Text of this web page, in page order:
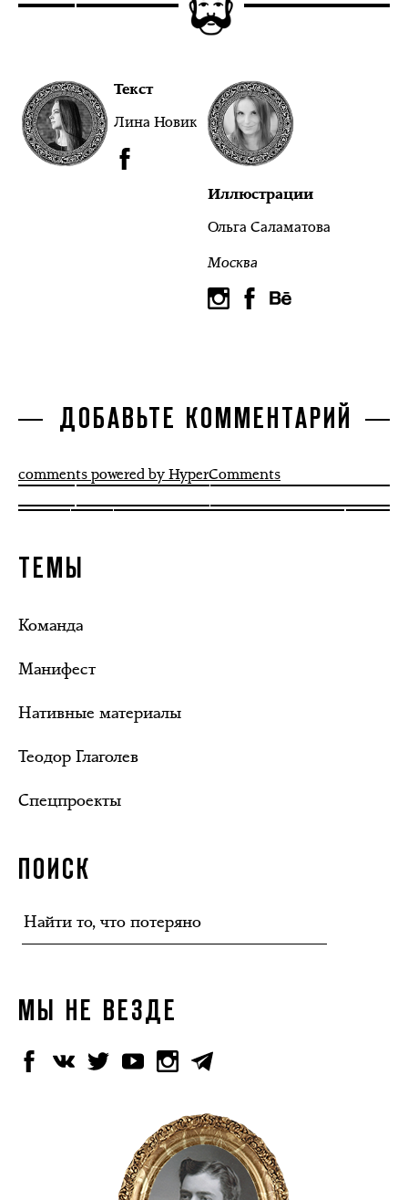
Текст
Лина Новик
Иллюстрации
Ольга Саламатова
Москва
ДОБАВЬТЕ КОММЕНТАРИЙ
comments powered by HyperComments
ТЕМЫ
Команда
Манифест
Нативные материалы
Теодор Глаголев
Спецпроекты
ПОИСК
МЫ НЕ ВЕЗДЕ